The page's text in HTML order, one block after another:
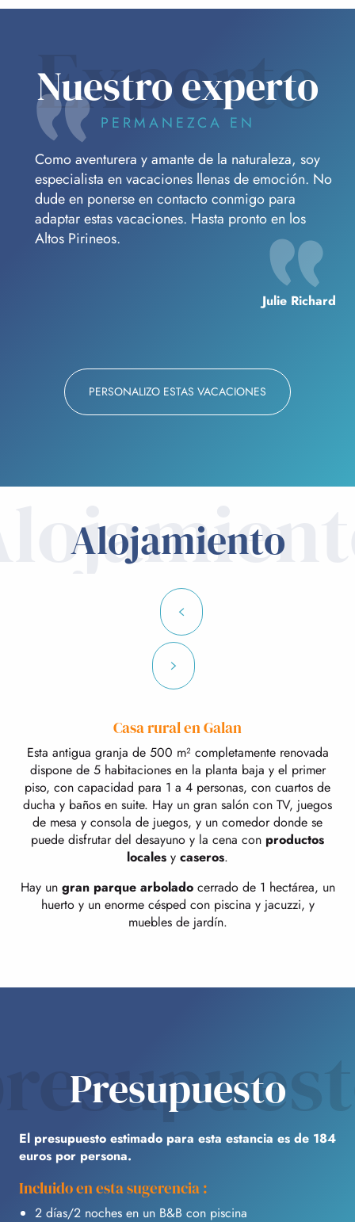
Experto
Nuestro experto
PERMANEZCA EN
Como aventurera y amante de la naturaleza, soy
especialista en vacaciones llenas de emoción. No
dude en ponerse en contacto conmigo para
adaptar estas vacaciones. Hasta pronto en los
Altos Pirineos.
Julie Richard
PERSONALIZO ESTAS VACACIONES
Alojamiento
Casa rural en Galan
Esta antigua granja de 500 m² completamente renovada
dispone de 5 habitaciones en la planta baja y el primer
piso, con capacidad para 1 a 4 personas, con cuartos de
ducha y baños en suite. Hay un gran salón con TV, juegos
de mesa y consola de juegos, y un comedor donde se
puede disfrutar del desayuno y la cena con productos
locales y caseros.
Hay ungran parque arboladocerrado de 1 hectárea, un
huerto y un enorme césped con piscina y jacuzzi, y
muebles de jardín.
Presupuesto
El presupuesto estimado para esta estancia es de 184
euros por persona.
Incluido en esta sugerencia :
2 días/2 noches en un B&B con piscina